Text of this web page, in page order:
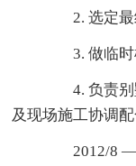
2. 选定最
3. 做临时
4. 负责别
及现场施工协调配
2012/8 —